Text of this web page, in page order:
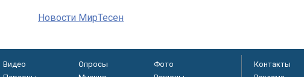
Новости МирТесен
Видео Опросы
Фото
Контакты